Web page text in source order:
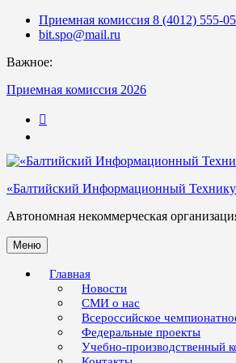
Skip
Приемная комиссия 8 (4012) 555-
bit.spo@mail.ru
Важное:
Приемная комиссия 2026
«Балтийский Информационный
Автономная некоммерческая
Меню
Главная
Новости
СМИ о нас
Всероссийское
Федеральные проекты
Учебно-производственный